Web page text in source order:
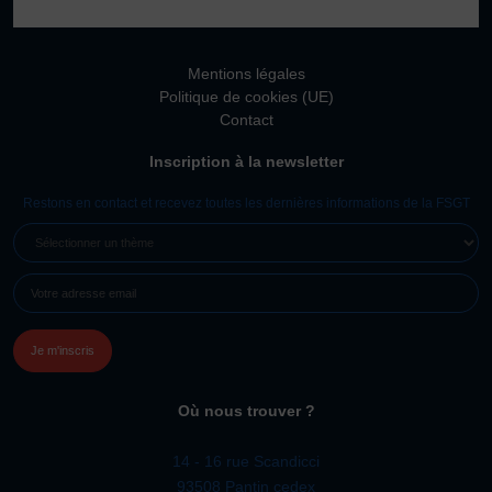
Vivicittà
Réaffiliation
Prise de licence
JE SOUHAITE TROUVER UN COMITÉ
JE SOUHAITE ADHÉRER
Affiliation
Honorabilité
Certificat Médical
Mentions légales
Politique de cookies (UE)
Contact
Inscription à la newsletter
Restons en contact et recevez toutes les dernières informations de la FSGT
UN
(NÉCESSAIRE)
MAIL
Où nous trouver ?
14 - 16 rue Scandicci
93508 Pantin cedex